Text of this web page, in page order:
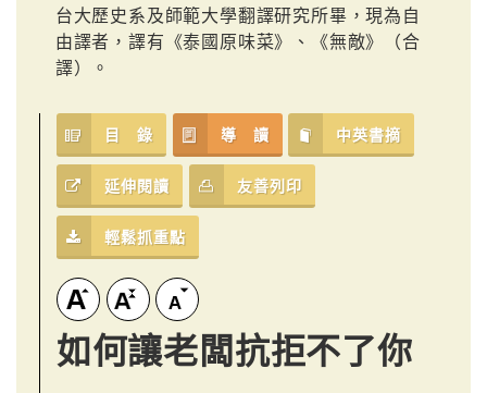
台大歷史系及師範大學翻譯研究所畢，現為自
由譯者，譯有《泰國原味菜》、《無敵》（合
譯）。
目 錄 導 讀 中英書摘
延伸閱讀 友善列印
輕鬆抓重點
如何讓老闆抗拒不了你